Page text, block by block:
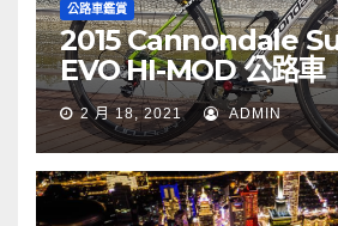
公路車鑑賞
2015 Cannondale
EVO HI-MOD 公路車
2 月 18, 2021 ADMIN